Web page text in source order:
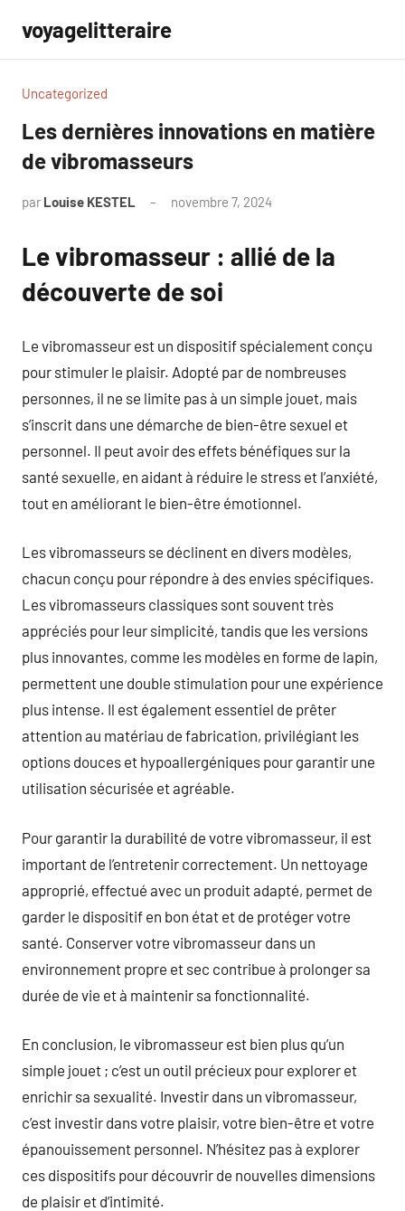
contenu
voyagelitteraire
Uncategorized
Les dernières innovations en matière
de vibromasseurs
par Louise KESTEL novembre 7, 2024
Le vibromasseur : allié de la
découverte de soi
Le vibromasseur est un dispositif spécialement conçu
pour stimuler le plaisir. Adopté par de nombreuses
personnes, il ne se limite pas à un simple jouet, mais
s’inscrit dans une démarche de bien-être sexuel et
personnel. Il peut avoir des effets bénéfiques sur la
santé sexuelle, en aidant à réduire le stress et l’anxiété,
tout en améliorant le bien-être émotionnel.
Les vibromasseurs se déclinent en divers modèles,
chacun conçu pour répondre à des envies spécifiques.
Les vibromasseurs classiques sont souvent très
appréciés pour leur simplicité, tandis que les versions
plus innovantes, comme les modèles en forme de lapin,
permettent une double stimulation pour une expérience
plus intense. Il est également essentiel de prêter
attention au matériau de fabrication, privilégiant les
options douces et hypoallergéniques pour garantir une
utilisation sécurisée et agréable.
Pour garantir la durabilité de votre vibromasseur, il est
important de l’entretenir correctement. Un nettoyage
approprié, effectué avec un produit adapté, permet de
garder le dispositif en bon état et de protéger votre
santé. Conserver votre vibromasseur dans un
environnement propre et sec contribue à prolonger sa
durée de vie et à maintenir sa fonctionnalité.
En conclusion, le vibromasseur est bien plus qu’un
simple jouet ; c’est un outil précieux pour explorer et
enrichir sa sexualité. Investir dans un vibromasseur,
c’est investir dans votre plaisir, votre bien-être et votre
épanouissement personnel. N’hésitez pas à explorer
ces dispositifs pour découvrir de nouvelles dimensions
de plaisir et d’intimité.